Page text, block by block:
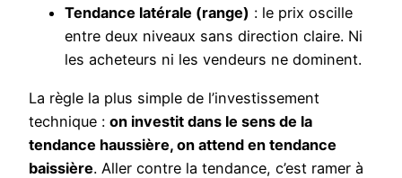
Tendance latérale (range) : le prix oscille
entre deux niveaux sans direction claire. Ni
les acheteurs ni les vendeurs ne dominent.
La règle la plus simple de l’investissement
technique : on investit dans le sens de la
tendance haussière, on attend en tendance
baissière. Aller contre la tendance, c’est ramer à